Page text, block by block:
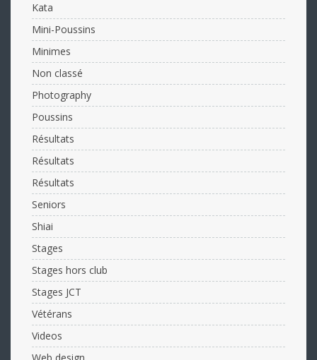
Kata
Mini-Poussins
Minimes
Non classé
Photography
Poussins
Résultats
Résultats
Résultats
Seniors
Shiai
Stages
Stages hors club
Stages JCT
Vétérans
Videos